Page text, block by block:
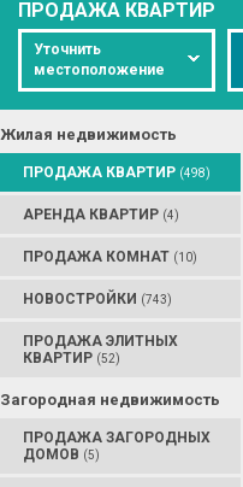
ПРОДАЖА КВАРТИР
Уточнить
местоположение
Жилая недвижимость
ПРОДАЖА КВАРТИР (498)
АРЕНДА КВАРТИР (4)
ПРОДАЖА КОМНАТ (10)
НОВОСТРОЙКИ (743)
ПРОДАЖА ЭЛИТНЫХ
КВАРТИР (52)
Загородная недвижимость
ПРОДАЖА ЗАГОРОДНЫХ
ДОМОВ (5)